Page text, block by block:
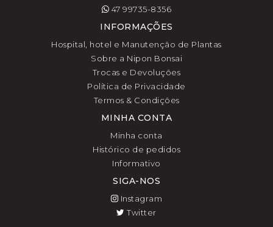
47 99735-8356
INFORMAÇÕES
Hospital, hotel e Manutenção de Plantas
Sobre a Nipon Bonsai
Trocas e Devoluções
Política de Privacidade
Termos & Condições
MINHA CONTA
Minha conta
Histórico de pedidos
Informativo
SIGA-NOS
Instagram
Twitter